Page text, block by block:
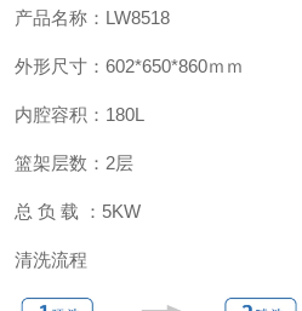
产品名称： LW8518
外形尺寸： 602*650*860ｍｍ
内腔容积： 180L
篮架层数： 2层
总 负 载 ： 5KW
清洗流程